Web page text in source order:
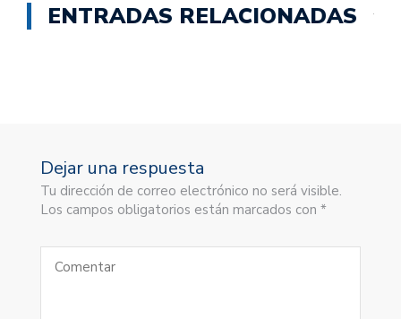
ENTRADAS RELACIONADAS
Dejar una respuesta
Tu dirección de correo electrónico no será visible.
Los campos obligatorios están marcados con *